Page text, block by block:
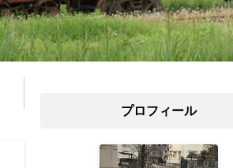
プロフィール